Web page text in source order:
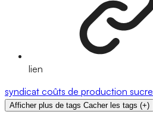
lien
syndicat coûts de production sucre
Afficher plus de tags Cacher les tags (+)